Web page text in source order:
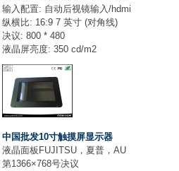
输入配置: 自动后视镜输入/hdmi
纵横比: 16:9 7 英寸 (对角线)
决议: 800 * 480
液晶屏亮度: 350 cd/m2
中国批发10寸触摸屏显示器
液晶面板FUJITSU，夏普，AU
第1366×768号决议